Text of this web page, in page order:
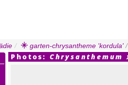
garten-chrysantheme 'kordula'
Photos: